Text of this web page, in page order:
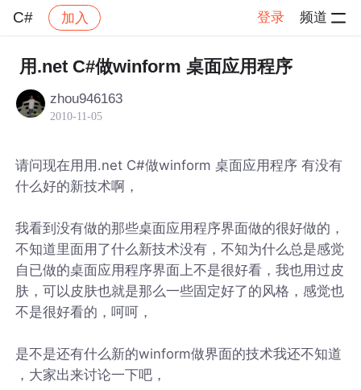
C# 加入 登录 频道
社区 C# 帖子详情
用.net C#做winform 桌面应用程序
zhou946163
2010-11-05
请问现在用用.net C#做winform 桌面应用程序 有没有
什么好的新技术啊，
我看到没有做的那些桌面应用程序界面做的很好做的，
不知道里面用了什么新技术没有，不知为什么总是感觉
自已做的桌面应用程序界面上不是很好看，我也用过皮
肤，可以皮肤也就是那么一些固定好了的风格，感觉也
不是很好看的，呵呵，
是不是还有什么新的winform做界面的技术我还不知道
，大家出来讨论一下吧，